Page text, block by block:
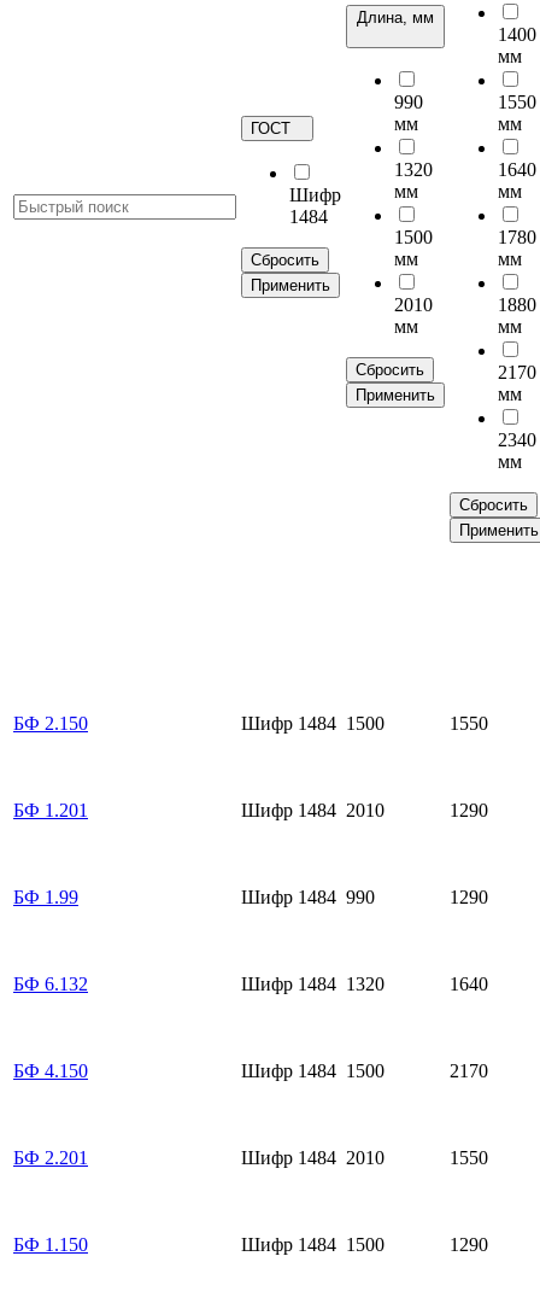
ГОСТ
Шифр
1484
Сбросить
Применить
Длина, мм
990
мм
1320
мм
1500
мм
2010
мм
Сбросить
Применить
1400
мм
1550
мм
1640
мм
1780
мм
1880
мм
2170
мм
2340
мм
Сбросить
Применить
БФ 2.150 Шифр 1484 1500 1550
БФ 1.201 Шифр 1484 2010 1290
БФ 1.99 Шифр 1484 990 1290
БФ 6.132 Шифр 1484 1320 1640
БФ 4.150 Шифр 1484 1500 2170
БФ 2.201 Шифр 1484 2010 1550
БФ 1.150 Шифр 1484 1500 1290